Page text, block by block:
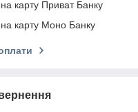
карту Приват Банку
карту Моно Банку